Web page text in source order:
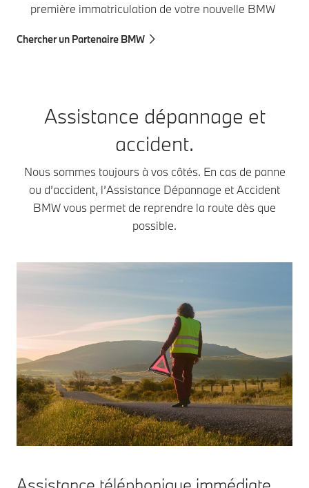
première immatriculation de votre nouvelle BMW
Chercher un Partenaire BMW
Assistance dépannage et
accident.
Nous sommes toujours à vos côtés. En cas de panne
ou d’accident, l’Assistance Dépannage et Accident
BMW vous permet de reprendre la route dès que
possible.